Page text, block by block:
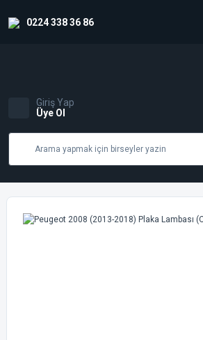
0224 338 36 86
Giriş Yap
Üye Ol